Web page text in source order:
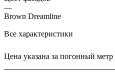
—
Brown Dreamline
Все характеристики
Цена указана за погонный метр